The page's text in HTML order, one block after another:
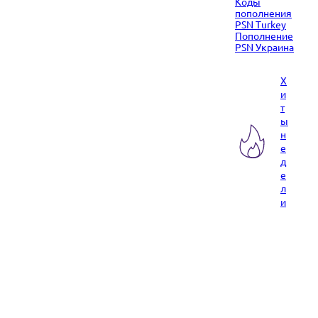
пополнения
PSN Turkey
Пополнение
PSN Украина
Х
и
т
ы
н
е
д
е
л
и